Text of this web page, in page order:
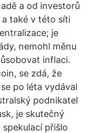
a od investorů
také v této síti
je
nemohl měnu
inflaci.
se zdá, že
po léta vydával
podnikatel
je skutečný
přišlo